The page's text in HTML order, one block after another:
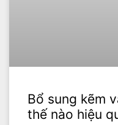
Bổ sung kẽm
thế nào hiệu